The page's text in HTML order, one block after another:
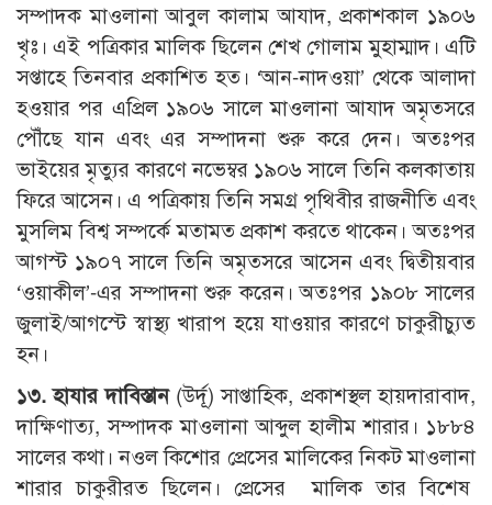
সম্পাদক মাওলানা আবুল কালাম আযাদ, প্রকাশকাল ১৯০৬
খৃঃ। এই পত্রিকার মালিক ছিলেন শেখ গোলাম মুহাম্মাদ। এটি
সপ্তাহে তিনবার প্রকাশিত হত। ‘আন-নাদওয়া’ থেকে আলাদা
হওয়ার পর এপ্রিল ১৯০৬ সালে মাওলানা আযাদ অমৃতসরে
পৌঁছে যান এবং এর সম্পাদনা শুরু করে দেন। অতঃপর
ভাইয়ের মৃত্যুর কারণে নভেম্বর ১৯০৬ সালে তিনি কলকাতায়
ফিরে আসেন। এ পত্রিকায় তিনি সমগ্র পৃথিবীর রাজনীতি এবং
মুসলিম বিশ্ব সম্পর্কে মতামত প্রকাশ করতে থাকেন। অতঃপর
আগস্ট ১৯০৭ সালে তিনি অমৃতসরে আসেন এবং দ্বিতীয়বার
‘ওয়াকীল’-এর সম্পাদনা শুরু করেন। অতঃপর ১৯০৮ সালের
জুলাই/আগস্টে স্বাস্থ্য খারাপ হয়ে যাওয়ার কারণে চাকুরীচ্যুত
হন।
১৩. হাযার দাবিস্তান(উর্দূ) সাপ্তাহিক, প্রকাশস্থল হায়দারাবাদ,
দাক্ষিণাত্য, সম্পাদক মাওলানা আব্দুল হালীম শারার। ১৮৮৪
সালের কথা। নওল কিশোর প্রেসের মালিকের নিকট মাওলানা
শারার চাকুরীরত ছিলেন। প্রেসের মালিক তার বিশেষ